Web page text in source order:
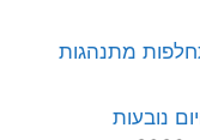
מתנהגות
נובעות